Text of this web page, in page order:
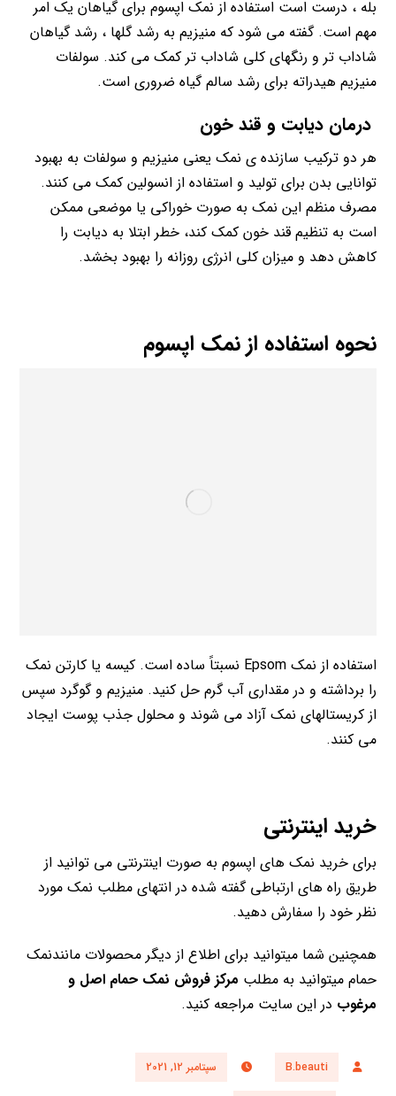
بله ، درست است استفاده از نمک اپسوم برای گیاهان یک امر
مهم است. گفته می شود که منیزیم به رشد گلها ، رشد گیاهان
شاداب تر و رنگهای کلی شاداب تر کمک می کند. سولفات
منیزیم هیدراته برای رشد سالم گیاه ضروری است.
درمان دیابت و قند خون
هر دو ترکیب سازنده ی نمک یعنی منیزیم و سولفات به بهبود
توانایی بدن برای تولید و استفاده از انسولین کمک می کنند.
مصرف منظم این نمک به صورت خوراکی یا موضعی ممکن
است به تنظیم قند خون کمک کند، خطر ابتلا به دیابت را
کاهش دهد و میزان کلی انرژی روزانه را بهبود بخشد.
نحوه استفاده از نمک اپسوم
استفاده از نمک Epsom نسبتاً ساده است. کیسه یا کارتن نمک
را برداشته و در مقداری آب گرم حل کنید. منیزیم و گوگرد سپس
از کریستالهای نمک آزاد می شوند و محلول جذب پوست ایجاد
می کنند.
خرید اینترنتی
برای خرید نمک های اپسوم به صورت اینترنتی می توانید از
طریق راه های ارتباطی گفته شده در انتهای مطلب نمک مورد
نظر خود را سفارش دهید.
همچنین شما میتوانید برای اطلاع از دیگر محصولات مانندنمک
حمام میتوانید به مطلب مرکز فروش نمک حمام اصل و
مرغوب در این سایت مراجعه کنید.
B.beauti سپتامبر 12, 2021